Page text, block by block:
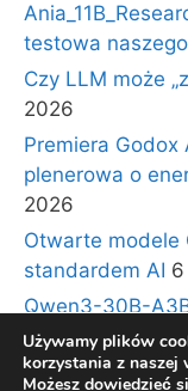
testowa
Czy LLM może
2026
Premiera Godox
plenerowa o
2026
Otwarte modele
standardem AI
Qwen3-30B-
Architekturą
lipca 2025
Używamy plików
korzystania z naszej
Możesz dowiedzieć